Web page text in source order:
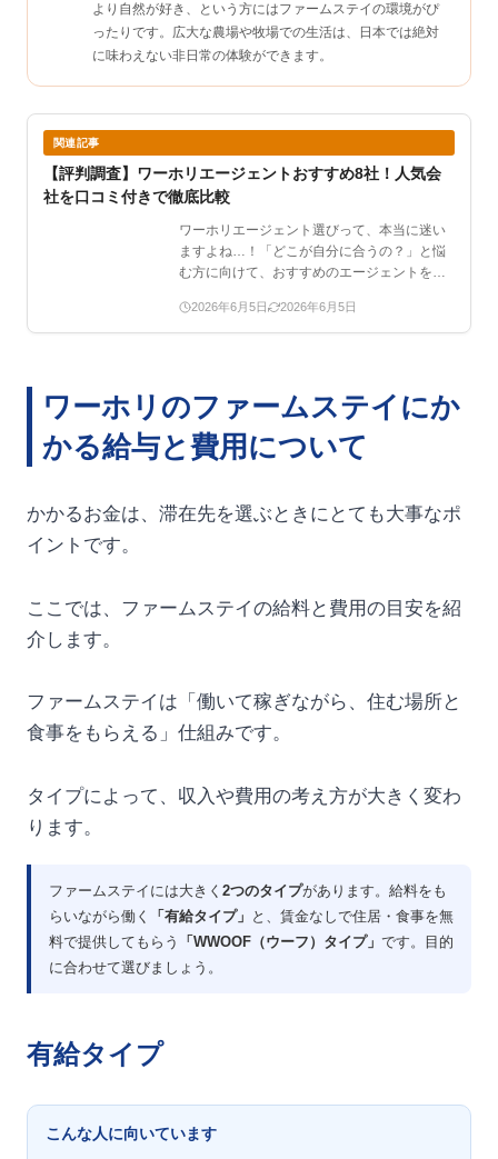
より自然が好き、という方にはファームステイの環境がぴ
ったりです。広大な農場や牧場での生活は、日本では絶対
に味わえない非日常の体験ができます。
関連記事
【評判調査】ワーホリエージェントおすすめ8社！人気会
社を口コミ付きで徹底比較
ワーホリエージェント選びって、本当に迷い
ますよね…！「どこが自分に合うの？」と悩
む方に向けて、おすすめのエージェントをま
2026年6月5日 2026年6月5日
ワーホリのファームステイにか
かる給与と費用について
かかるお金は、滞在先を選ぶときにとても大事なポ
イントです。
ここでは、ファームステイの給料と費用の目安を紹
介します。
ファームステイは「働いて稼ぎながら、住む場所と
食事をもらえる」仕組みです。
タイプによって、収入や費用の考え方が大きく変わ
ります。
ファームステイには大きく 2つのタイプがあります。給料をも
らいながら働く
「有給タイプ」 と、賃金なしで住居・食事を無
料で提供してもらう
「WWOOF（ウーフ）タイプ」 です。目的
に合わせて選びましょう。
有給タイプ
こんな人に向いています